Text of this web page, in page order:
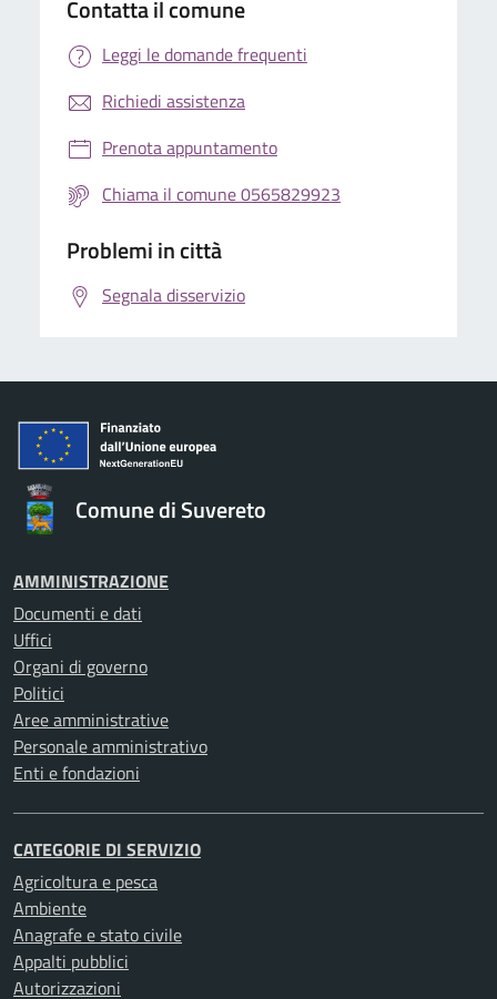
Contatta il comune
Leggi le domande frequenti
Richiedi assistenza
Prenota appuntamento
Chiama il comune 0565829923
Problemi in città
Segnala disservizio
Comune di Suvereto
AMMINISTRAZIONE
Documenti e dati
Uffici
Organi di governo
Politici
Aree amministrative
Personale amministrativo
Enti e fondazioni
CATEGORIE DI SERVIZIO
Agricoltura e pesca
Ambiente
Anagrafe e stato civile
Appalti pubblici
Autorizzazioni